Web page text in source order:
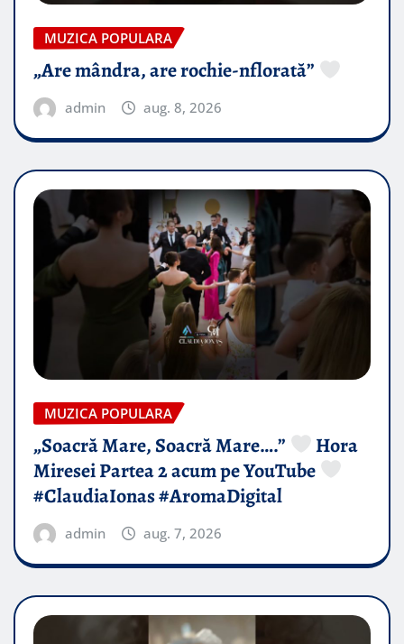
MUZICA POPULARA
„Are mândra, are rochie-nflorată”
admin aug. 8, 2026
MUZICA POPULARA
„Soacră Mare, Soacră Mare….”
Hora
Miresei Partea 2 acum pe YouTube
#ClaudiaIonas #AromaDigital
admin aug. 7, 2026